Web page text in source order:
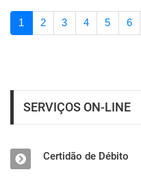
1 2 3 4 5 6
SERVIÇOS ON-LINE
Certidão de Débito